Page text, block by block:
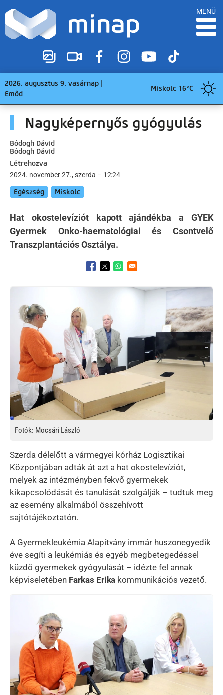
MENÜ
2026. augusztus 9. vasárnap |
Emőd
Miskolc 16°C
Nagyképernyős gyógyulás
Bódogh Dávid
Bódogh Dávid
Létrehozva
2024. november 27., szerda – 12:24
Egészség Miskolc
Hat okostelevíziót kapott ajándékba a GYEK
Gyermek Onko-haematológiai és Csontvelő
Transzplantációs Osztálya.
Opens in a new window
Opens in a new window
Opens in a new window
Fotók: Mocsári László
Szerda délelőtt a vármegyei kórház Logisztikai
Központjában adták át azt a hat okostelevíziót,
melyek az intézményben fekvő gyermekek
kikapcsolódását és tanulását szolgálják – tudtuk meg
az esemény alkalmából összehívott
sajtótájékoztatón.
A Gyermekleukémia Alapítvány immár huszonegyedik
éve segíti a leukémiás és egyéb megbetegedéssel
küzdő gyermekek gyógyulását – idézte fel annak
képviseletében Farkas Erika kommunikációs vezető.